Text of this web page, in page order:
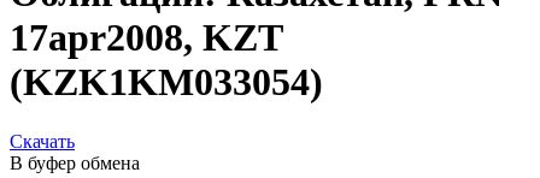
17apr2008, KZT
(KZK1KM033054)
Скачать
В буфер обмена